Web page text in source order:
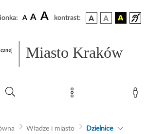
A A A kontrast:
Miasto Kraków
Władze i miasto Dzielnice